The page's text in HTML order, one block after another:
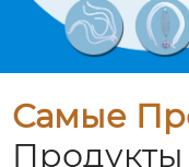
Самые
Продукты